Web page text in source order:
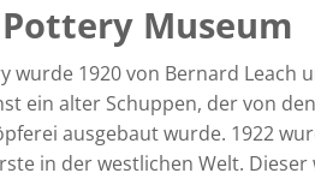
Museum
wurde 1920 von Bernard Leach
ein alter Schuppen, der von
ausgebaut wurde. 1922
in der westlichen Welt. Dieser